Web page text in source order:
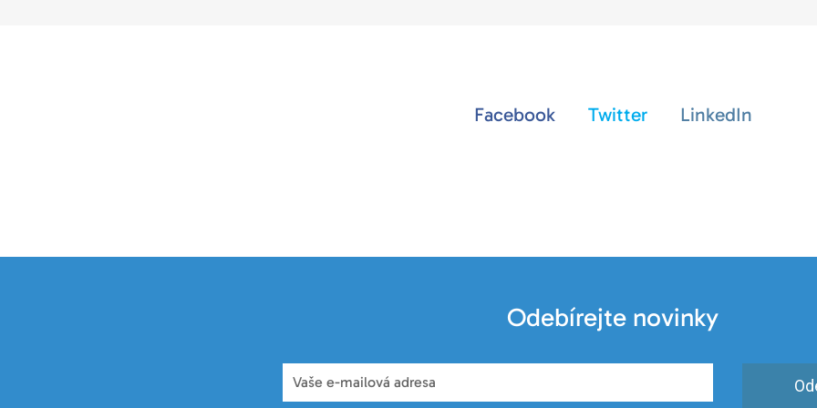
Facebook Twitter LinkedIn
Odebírejte novinky